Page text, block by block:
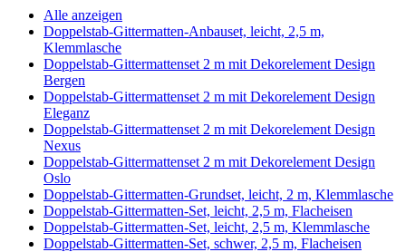
Alle anzeigen
Doppelstab-Gittermatten-Anbauset, leicht, 2,5 m,
Klemmlasche
Doppelstab-Gittermattenset 2 m mit Dekorelement Design
Bergen
Doppelstab-Gittermattenset 2 m mit Dekorelement Design
Eleganz
Doppelstab-Gittermattenset 2 m mit Dekorelement Design
Nexus
Doppelstab-Gittermattenset 2 m mit Dekorelement Design
Oslo
Doppelstab-Gittermatten-Grundset, leicht, 2 m, Klemmlasche
Doppelstab-Gittermatten-Set, leicht, 2,5 m, Flacheisen
Doppelstab-Gittermatten-Set, leicht, 2,5 m, Klemmlasche
Doppelstab-Gittermatten-Set, schwer, 2,5 m, Flacheisen